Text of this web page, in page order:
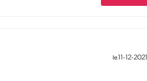
le‎11-12-2021